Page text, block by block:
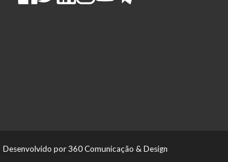
Desenvolvido por 360 Comunicação & Design